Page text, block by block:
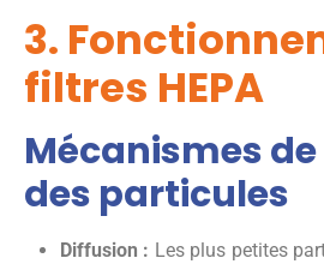
3.
filtres HEPA
Mécanismes
des particules
Diffusion : Les plus petites